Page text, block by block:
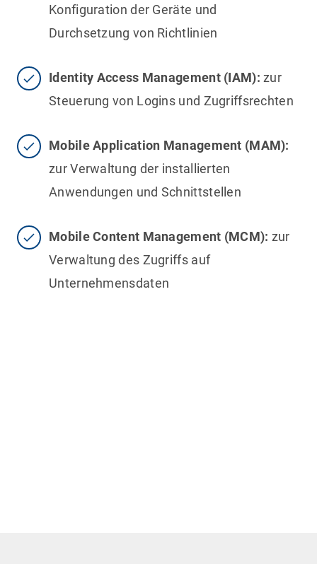
Konfiguration der Geräte und
Durchsetzung von Richtlinien
Identity Access Management (IAM):zur
Steuerung von Logins und Zugriffsrechten
Mobile Application Management (MAM):
zur Verwaltung der installierten
Anwendungen und Schnittstellen
Mobile Content Management (MCM): zur
Verwaltung des Zugriffs auf
Unternehmensdaten